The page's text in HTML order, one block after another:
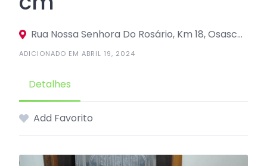
Rua Nossa Senhora Do Rosário, Km 18, Osasco - São Paulo, 06190, Brasil
ADICIONADO EM ABRIL 19, 2024
Detalhes
Add Favorito